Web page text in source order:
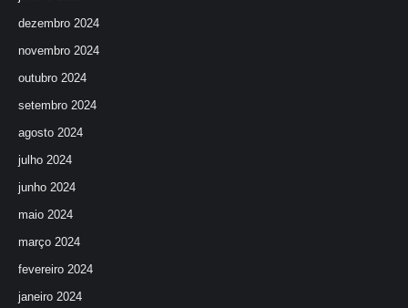
dezembro 2024
novembro 2024
outubro 2024
setembro 2024
agosto 2024
julho 2024
junho 2024
maio 2024
março 2024
fevereiro 2024
janeiro 2024